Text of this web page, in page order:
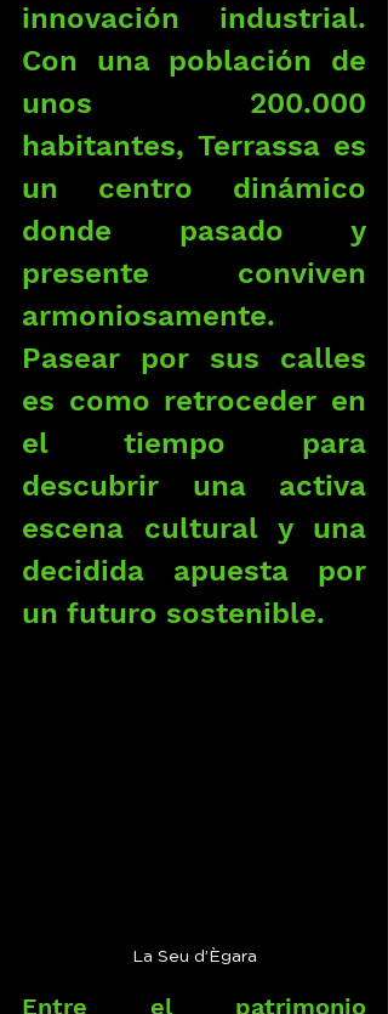
innovación industrial.
Con una población de
unos 200.000
habitantes, Terrassa es
un centro dinámico
donde pasado y
presente conviven
armoniosamente.
Pasear por sus calles
es como retroceder en
el tiempo para
descubrir una activa
escena cultural y una
decidida apuesta por
un futuro sostenible.
La Seu d’Ègara
Entre el patrimonio